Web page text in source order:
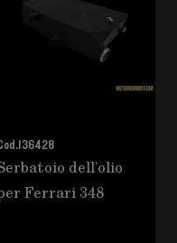
136428
dell'olio
Ferrari 348